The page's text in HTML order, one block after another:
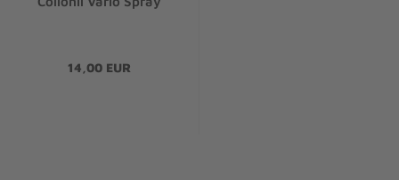
14,00 EUR